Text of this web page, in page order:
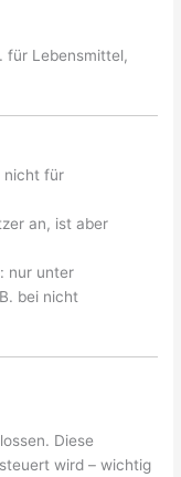
für Lebensmittel,
nicht für
an, ist aber
: nur unter
bei nicht
Diese
wird – wichtig